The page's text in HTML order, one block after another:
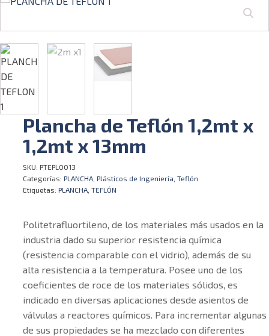
Plancha de Teflón 1,2mt x
1,2mt x 13mm
SKU: PTEPL0013
Categorías: PLANCHA Plásticos de Ingeniería Teflón
Etiquetas: PLANCHA TEFLÓN
Politetrafluortileno, de los materiales más usados en la
industria dado su superior resistencia química
(resistencia comparable con el vidrio), además de su
alta resistencia a la temperatura. Posee uno de los
coeficientes de roce de los materiales sólidos, es
indicado en diversas aplicaciones desde asientos de
válvulas a reactores químicos. Para incrementar algunas
de sus propiedades se ha mezclado con diferentes